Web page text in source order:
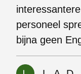
personeel
bijna geen